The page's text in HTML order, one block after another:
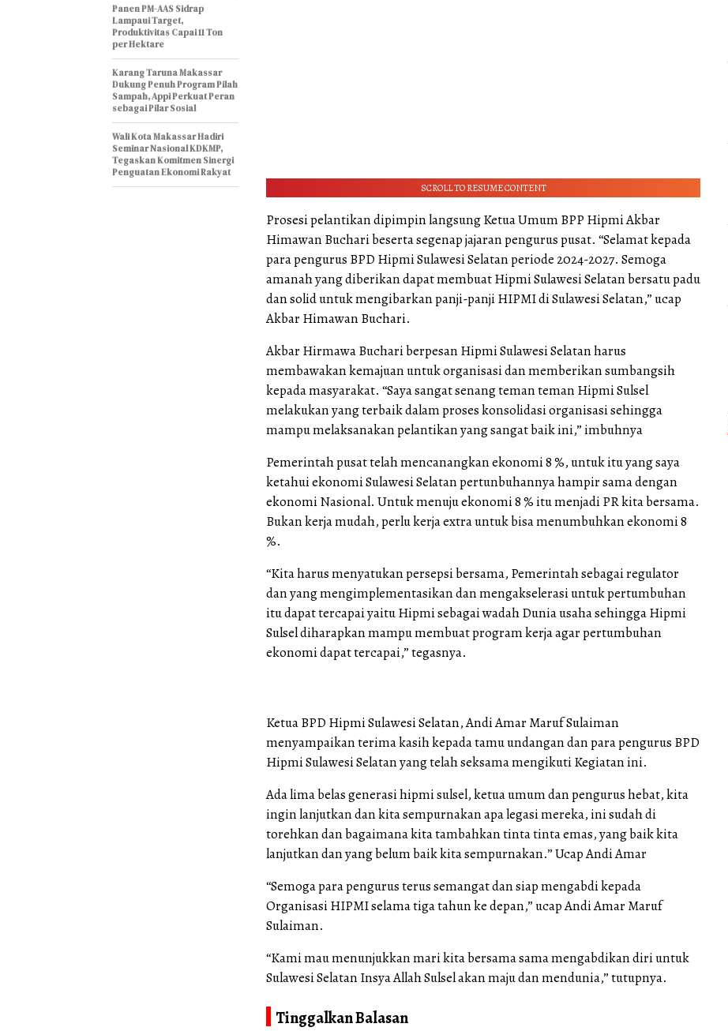
SCROLL TO RESUME CONTENT
Prosesi pelantikan dipimpin langsung Ketua Umum BPP Hipmi Akbar
Himawan Buchari beserta segenap jajaran pengurus pusat. “Selamat kepada
para pengurus BPD Hipmi Sulawesi Selatan periode 2024-2027. Semoga
amanah yang diberikan dapat membuat Hipmi Sulawesi Selatan bersatu padu
dan solid untuk mengibarkan panji-panji HIPMI di Sulawesi Selatan,” ucap
Akbar Himawan Buchari.
Akbar Hirmawa Buchari berpesan Hipmi Sulawesi Selatan harus
membawakan kemajuan untuk organisasi dan memberikan sumbangsih
kepada masyarakat. “Saya sangat senang teman teman Hipmi Sulsel
melakukan yang terbaik dalam proses konsolidasi organisasi sehingga
mampu melaksanakan pelantikan yang sangat baik ini,” imbuhnya
Pemerintah pusat telah mencanangkan ekonomi 8 %, untuk itu yang saya
ketahui ekonomi Sulawesi Selatan pertunbuhannya hampir sama dengan
ekonomi Nasional. Untuk menuju ekonomi 8 % itu menjadi PR kita bersama.
Bukan kerja mudah, perlu kerja extra untuk bisa menumbuhkan ekonomi 8
%.
“Kita harus menyatukan persepsi bersama, Pemerintah sebagai regulator
dan yang mengimplementasikan dan mengakselerasi untuk pertumbuhan
itu dapat tercapai yaitu Hipmi sebagai wadah Dunia usaha sehingga Hipmi
Sulsel diharapkan mampu membuat program kerja agar pertumbuhan
ekonomi dapat tercapai,” tegasnya.
Ketua BPD Hipmi Sulawesi Selatan, Andi Amar Maruf Sulaiman
menyampaikan terima kasih kepada tamu undangan dan para pengurus BPD
Hipmi Sulawesi Selatan yang telah seksama mengikuti Kegiatan ini.
Ada lima belas generasi hipmi sulsel, ketua umum dan pengurus hebat, kita
ingin lanjutkan dan kita sempurnakan apa legasi mereka, ini sudah di
torehkan dan bagaimana kita tambahkan tinta tinta emas, yang baik kita
lanjutkan dan yang belum baik kita sempurnakan.” Ucap Andi Amar
“Semoga para pengurus terus semangat dan siap mengabdi kepada
Organisasi HIPMI selama tiga tahun ke depan,” ucap Andi Amar Maruf
Sulaiman.
“Kami mau menunjukkan mari kita bersama sama mengabdikan diri untuk
Sulawesi Selatan Insya Allah Sulsel akan maju dan mendunia,” tutupnya.
Tinggalkan Balasan
Panen PM-AAS Sidrap
Lampaui Target,
Produktivitas Capai 11 Ton
per Hektare
Karang Taruna Makassar
Dukung Penuh Program Pilah
Sampah, Appi Perkuat Peran
sebagai Pilar Sosial
Wali Kota Makassar Hadiri
Seminar Nasional KDKMP,
Tegaskan Komitmen Sinergi
Penguatan Ekonomi Rakyat